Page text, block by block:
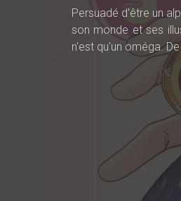
Persuadé d'être un
son monde et ses
n'est qu'un oméga.